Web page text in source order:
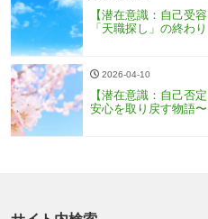
【潜在意識：自己受
「天職探し」の終わ
2026-04-10
【潜在意識：自己否
安心を取り戻す物語〜